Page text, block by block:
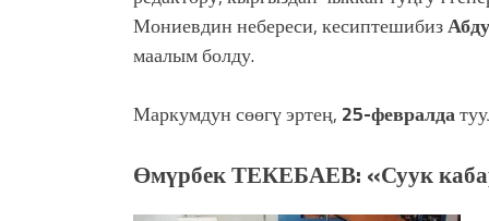
Мониевдин небереси, кесиптешибиз
маалым болду.
Маркумдун сөөгү эртең, 25-февралда
Өмүрбек ТЕКЕБАЕВ: «Суук